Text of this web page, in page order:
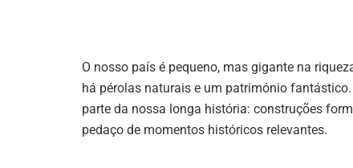
O nosso país é pequeno, mas gigante na
há pérolas naturais e um património
parte da nossa longa história: construções
pedaço de momentos históricos relevantes.